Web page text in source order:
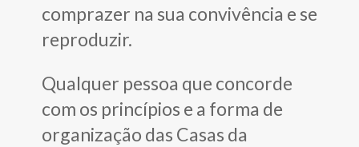
comprazer na sua convivência e se
reproduzir.
Qualquer pessoa que concorde
com os princípios e a forma de
organização das Casas da